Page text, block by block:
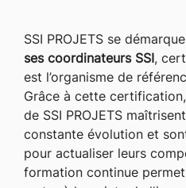
SSI PROJETS se
ses coordinateurs SSI ,
est l’organisme de
Grâce à cette
de SSI PROJETS
constante évolution et
pour actualiser leurs
formation continue permet